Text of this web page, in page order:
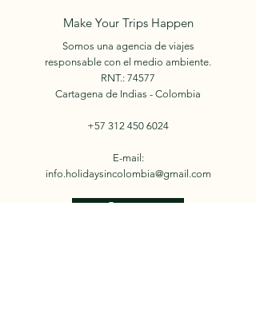
Make Your Trips Happen
Somos una agencia de viajes
responsable con el medio ambiente.
RNT.: 74577
Cartagena de Indias - Colombia
+57 312 450 6024
E-mail:
info.holidaysincolombia@gmail.com
Reserva